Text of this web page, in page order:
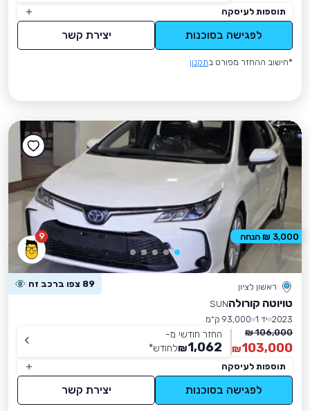
תוספות לעיסקה
לפגישה בסוכנות יצירת קשר
*חישוב ההחזר מפורט בתקנון
9
ראשון לציון 89 צפו ברכב זה
טויוטה קורולהSUN
2023 יד 1
93,000 ק״מ
106,000 ₪
103,000
₪
החזר חודשי מ-
1,062
₪לחודש*
תוספות לעיסקה
לפגישה בסוכנות יצירת קשר
3,000 ₪ הנחה